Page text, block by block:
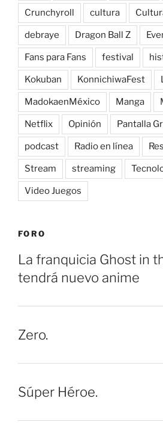
Crunchyroll cultura
debraye Dragon Ball Z
Fans para Fans festival
Kokuban KonnichiwaFest
MadokaenMéxico Manga
Netflix Opinión Pantalla
podcast Radio en línea
Stream streaming
Video Juegos
FORO
La franquicia Ghost in
tendrá nuevo anime
Zero.
Súper Héroe.